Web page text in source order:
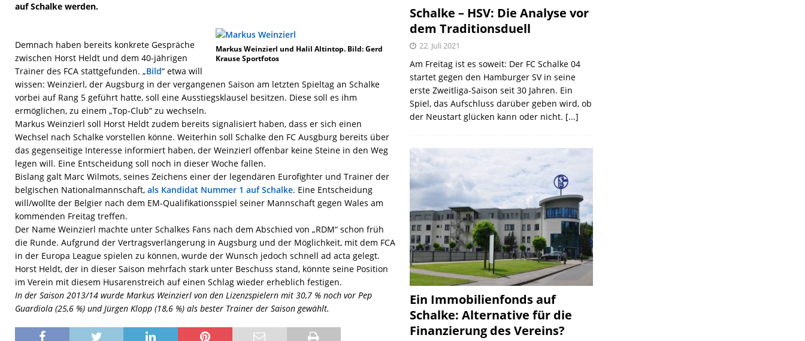
auf Schalke werden.
Markus Weinzierl und Halil Altintop. Bild: Gerd
Krause Sportfotos
Demnach haben bereits konkrete Gespräche
zwischen Horst Heldt und dem 40-jährigen
Trainer des FCA stattgefunden. „Bild“ etwa will
wissen: Weinzierl, der Augsburg in der vergangenen Saison am letzten Spieltag an Schalke
vorbei auf Rang 5 geführt hatte, soll eine Ausstiegsklausel besitzen. Diese soll es ihm
ermöglichen, zu einem „Top-Club“ zu wechseln.
Markus Weinzierl soll Horst Heldt zudem bereits signalisiert haben, dass er sich einen
Wechsel nach Schalke vorstellen könne. Weiterhin soll Schalke den FC Ausgburg bereits über
das gegenseitige Interesse informiert haben, der Weinzierl offenbar keine Steine in den Weg
legen will. Eine Entscheidung soll noch in dieser Woche fallen.
Bislang galt Marc Wilmots, seines Zeichens einer der legendären Eurofighter und Trainer der
belgischen Nationalmannschaft, als Kandidat Nummer 1 auf Schalke. Eine Entscheidung
will/wollte der Belgier nach dem EM-Qualifikationsspiel seiner Mannschaft gegen Wales am
kommenden Freitag treffen.
Der Name Weinzierl machte unter Schalkes Fans nach dem Abschied von „RDM“ schon früh
die Runde. Aufgrund der Vertragsverlängerung in Augsburg und der Möglichkeit, mit dem FCA
in der Europa League spielen zu können, wurde der Wunsch jedoch schnell ad acta gelegt.
Horst Heldt, der in dieser Saison mehrfach stark unter Beschuss stand, könnte seine Position
im Verein mit diesem Husarenstreich auf einen Schlag wieder erheblich festigen.
In der Saison 2013/14 wurde Markus Weinzierl von den Lizenzspielern mit 30,7 % noch vor Pep
Guardiola (25,6 %) und Jürgen Klopp (18,6 %) als bester Trainer der Saison gewählt.
Schalke – HSV: Die Analyse vor
dem Traditionsduell
22. Juli 2021
Am Freitag ist es soweit: Der FC Schalke 04
startet gegen den Hamburger SV in seine
erste Zweitliga-Saison seit 30 Jahren. Ein
Spiel, das Aufschluss darüber geben wird, ob
der Neustart glücken kann oder nicht. [...]
Ein Immobilienfonds auf
Schalke: Alternative für die
Finanzierung des Vereins?